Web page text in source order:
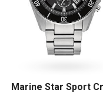
Marine Star Sport